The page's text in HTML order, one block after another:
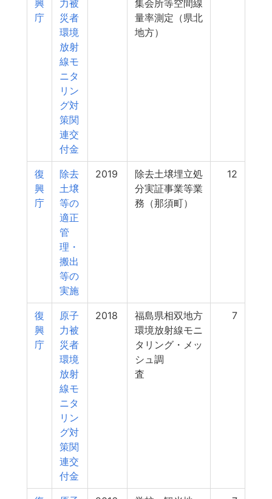
興
庁
力被
災者
環境
放射
線モ
ニタ
リン
グ対
策関
連交
付金
集会所等空間線
量率測定（県北
地方）
復
興
庁
除去
土壌
等の
適正
管
理・
搬出
等の
実施
2019
除去土壌埋立処
分実証事業等業
務（那須町）
12
復
興
庁
原子
力被
災者
環境
放射
線モ
ニタ
リン
グ対
策関
連交
付金
2018
福島県相双地方
環境放射線モニ
タリング・メッ
シュ調
査
7